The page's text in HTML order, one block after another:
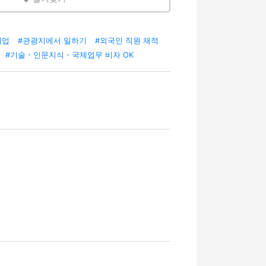
#관광지에서 일하기
#외국인 직원 재적
#기술・인문지식・국제업무 비자 OK